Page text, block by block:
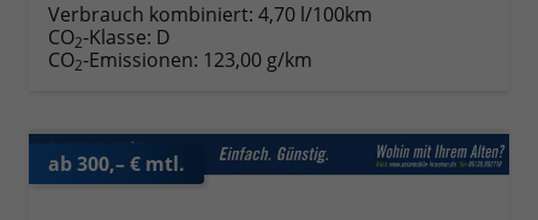
Verbrauch kombiniert: 4,70 l/100km
CO2-Klasse: D
CO2-Emissionen: 123,00 g/km
ab 300,– € mtl.